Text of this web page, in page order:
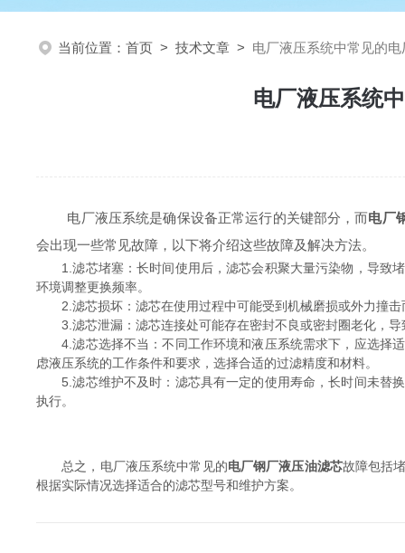
当前位置： 首页 > 技术文章 > 电厂液压系统中常见的
电厂液压系统
电厂液压系统是确保设备正常运行的关键部分，而电厂
会出现一些常见故障，以下将介绍这些故障及解决方法。
1.滤芯堵塞：长时间使用后，滤芯会积聚大量污染物，导致堵
环境调整更换频率。
2.滤芯损坏：滤芯在使用过程中可能受到机械磨损或外力撞击
3.滤芯泄漏：滤芯连接处可能存在密封不良或密封圈老化，导
4.滤芯选择不当：不同工作环境和液压系统需求下，应选择适
虑液压系统的工作条件和要求，选择合适的过滤精度和材料。
5.滤芯维护不及时：滤芯具有一定的使用寿命，长时间未替换
执行。
总之，电厂液压系统中常见的电厂钢厂液压油滤芯故障包括
根据实际情况选择适合的滤芯型号和维护方案。